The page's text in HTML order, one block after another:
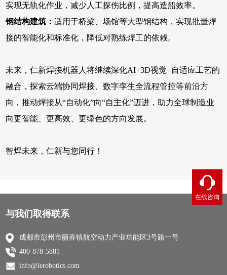
实现无轨化作业，减少人工探伤比例，提高造船效率。
钢结构建筑：适用于桥梁、场馆等大型钢结构，实现批量焊
接的智能化和标准化，降低对熟练焊工的依赖。
未来，仁新焊接机器人将继续深化AI+3D视觉+自适应工艺的
融合，探索云端协同焊接、数字孪生全流程管控等前沿方
向，推动焊接从“自动化”向“自主化”迈进，助力全球制造业
向更智能、更高效、更绿色的方向发展。
智焊未来，仁新与您同行！
在线咨询
与我们取得联系
成都市彭州市丽春镇航空动力产业功能区3号路一号
400-878-5881
info@lerobotics.com